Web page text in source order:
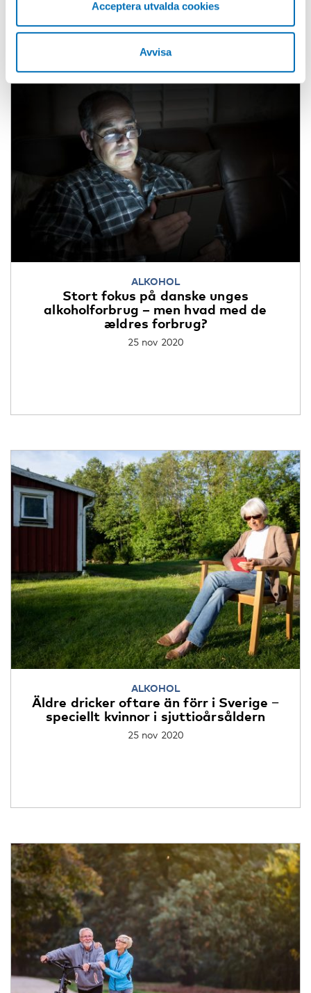
Acceptera utvalda cookies
Avvisa
ALKOHOL
Stort fokus på danske unges
alkoholforbrug – men hvad med de
ældres forbrug?
25 nov 2020
ALKOHOL
Äldre dricker oftare än förr i Sverige −
speciellt kvinnor i sjuttioårsåldern
25 nov 2020